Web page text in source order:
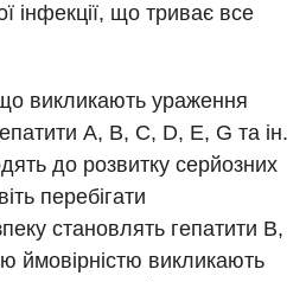
інфекції, що триває все
що викликають ураження
А, В, С, D, Е, G та ін.
до розвитку серйозних
перебігати
становлять гепатити В,
ймовірністю викликають